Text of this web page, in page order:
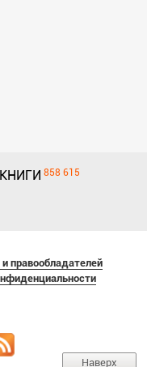
КНИГИ 858 615
правообладателей
Наверх